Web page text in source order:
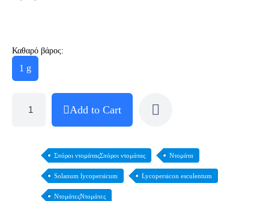
Καθαρό βάρος:
1 g
Add to Cart
Σπόροι ντομάταςΣπόροι ντομάτας Ντομάτα
Solanum lycopersicum Lycopersicon esculentum
ΝτομάτεςΝτομάτες